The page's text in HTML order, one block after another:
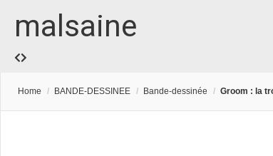
malsaine
Home / BANDE-DESSINEE / Bande-dessinée / Groom : la